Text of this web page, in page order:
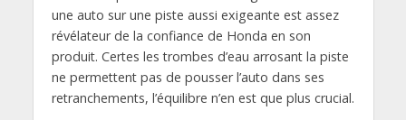
une auto sur une piste aussi exigeante est assez
révélateur de la confiance de Honda en son
produit. Certes les trombes d’eau arrosant la piste
ne permettent pas de pousser l’auto dans ses
retranchements, l’équilibre n’en est que plus crucial.